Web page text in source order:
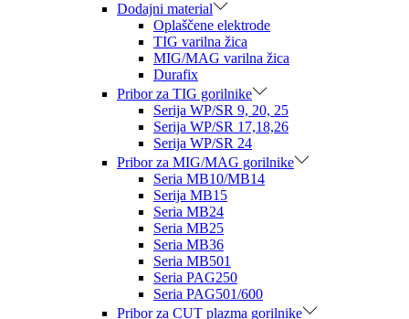
Dodajni material
Oplaščene elektrode
TIG varilna žica
MIG/MAG varilna žica
Durafix
Pribor za TIG gorilnike
Serija WP/SR 9, 20, 25
Serija WP/SR 17,18,26
Serija WP/SR 24
Pribor za MIG/MAG gorilnike
Seria MB10/MB14
Serija MB15
Seria MB24
Seria MB25
Seria MB36
Seria MB501
Seria PAG250
Seria PAG501/600
Pribor za CUT plazma gorilnike